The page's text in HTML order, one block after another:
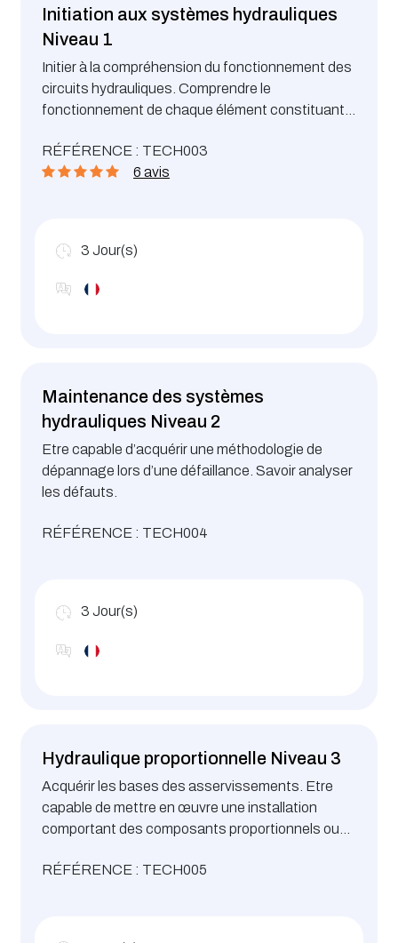
Initiation aux systèmes hydrauliques
Niveau 1
Initier à la compréhension du fonctionnement des
circuits hydrauliques. Comprendre le
fonctionnement de chaque élément constituant
RÉFÉRENCE : TECH003
6 avis
3 Jour(s)
Maintenance des systèmes
hydrauliques Niveau 2
Etre capable d’acquérir une méthodologie de
dépannage lors d’une défaillance. Savoir analyser
les défauts.
RÉFÉRENCE : TECH004
3 Jour(s)
Hydraulique proportionnelle Niveau 3
Acquérir les bases des asservissements. Etre
capable de mettre en œuvre une installation
comportant des composants proportionnels ou
rapidement l’origine d’une panne et d’éviter les
RÉFÉRENCE : TECH005